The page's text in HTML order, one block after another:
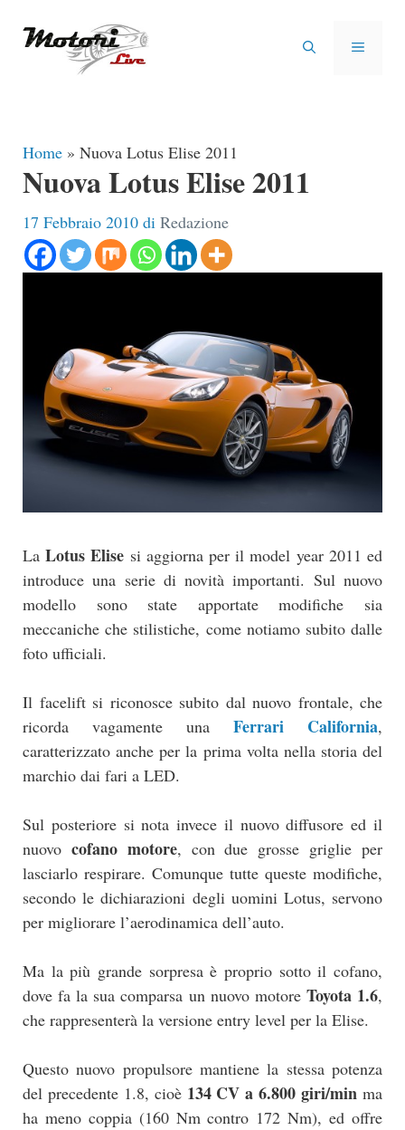
MENU
Home » Nuova Lotus Elise 2011
Nuova Lotus Elise 2011
17 Febbraio 2010 di Redazione
LaLotus Elise si aggiorna per il model year 2011 ed
introduce una serie di novità importanti. Sul nuovo
modello sono state apportate modifiche sia
meccaniche che stilistiche, come notiamo subito dalle
foto ufficiali.
Il facelift si riconosce subito dal nuovo frontale, che
ricorda vagamente una Ferrari California,
caratterizzato anche per la prima volta nella storia del
marchio dai fari a LED.
Sul posteriore si nota invece il nuovo diffusore ed il
nuovo cofano motore, con due grosse griglie per
lasciarlo respirare. Comunque tutte queste modifiche,
secondo le dichiarazioni degli uomini Lotus, servono
per migliorare l’aerodinamica dell’auto.
Ma la più grande sorpresa è proprio sotto il cofano,
dove fa la sua comparsa un nuovo motore Toyota 1.6,
che rappresenterà la versione entry level per la Elise.
Questo nuovo propulsore mantiene la stessa potenza
del precedente 1.8, cioè 134 CV a 6.800 giri/min ma
ha meno coppia (160 Nm contro 172 Nm), ed offre